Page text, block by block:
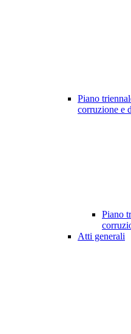
Piano
corruzione e
Piano
Atti generali